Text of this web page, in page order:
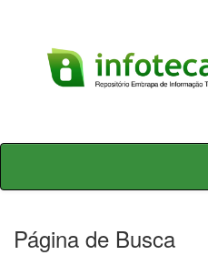
Skip
Página de Busca